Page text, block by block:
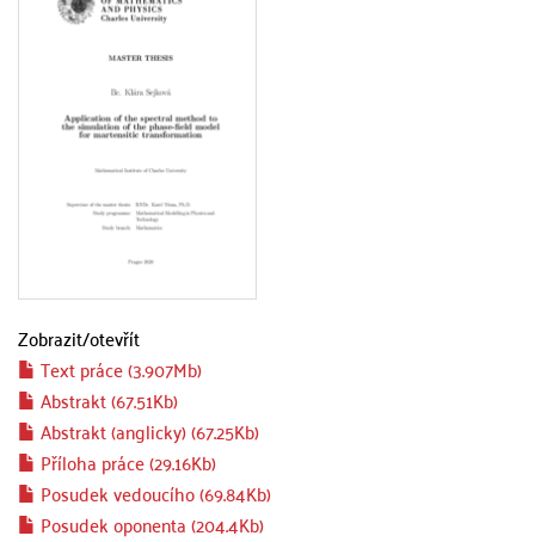
Zobrazit/otevřít
Text práce (3.907Mb)
Abstrakt (67.51Kb)
Abstrakt (anglicky) (67.25Kb)
Příloha práce (29.16Kb)
Posudek vedoucího (69.84Kb)
Posudek oponenta (204.4Kb)